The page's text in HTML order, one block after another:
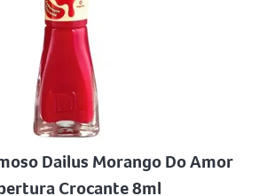
Dailus Morango Do Amor
Crocante 8ml